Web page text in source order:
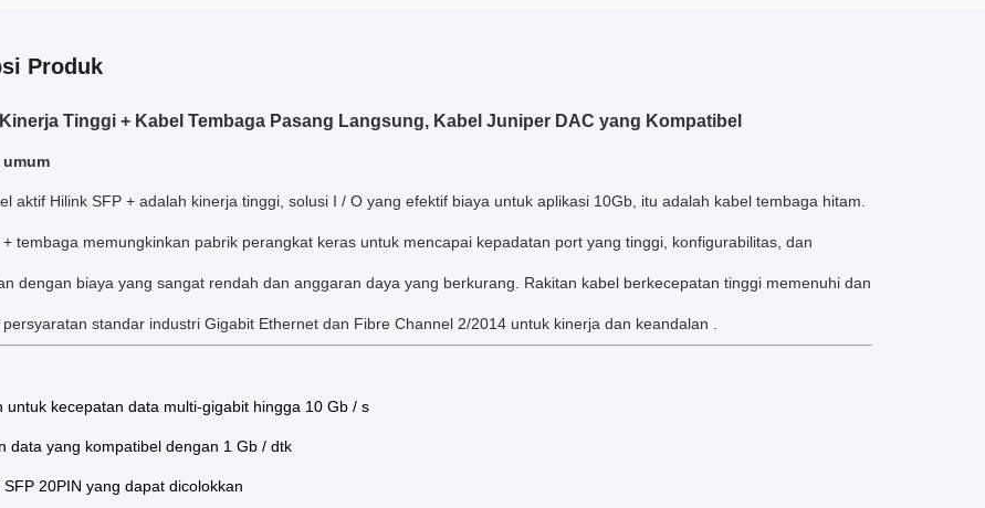
Produk
Tinggi + Kabel Tembaga Pasang Langsung, Kabel Juniper DAC yang Kompatibel
umum
aktif Hilink SFP + adalah kinerja tinggi, solusi I / O yang efektif biaya untuk aplikasi 10Gb, itu adalah kabel tembaga hitam.
+ tembaga memungkinkan pabrik perangkat keras untuk mencapai kepadatan port yang tinggi, konfigurabilitas, dan
dengan biaya yang sangat rendah dan anggaran daya yang berkurang. Rakitan kabel berkecepatan tinggi memenuhi dan
standar industri Gigabit Ethernet dan Fibre Channel 2/2014 untuk kinerja dan keandalan .
untuk kecepatan data multi-gigabit hingga 10 Gb / s
data yang kompatibel dengan 1 Gb / dtk
SFP 20PIN yang dapat dicolokkan